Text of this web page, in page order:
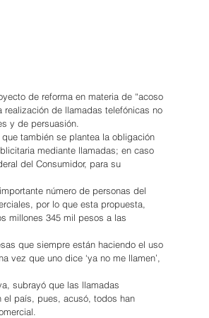
de reforma en materia de “acoso
de llamadas telefónicas no
y de persuasión.
también se plantea la obligación
mediante llamadas; en caso
del Consumidor, para su
número de personas del
por lo que esta propuesta,
millones 345 mil pesos a las
que siempre están haciendo el uso
que uno dice ‘ya no me llamen’,
subrayó que las llamadas
el país, pues, acusó, todos han